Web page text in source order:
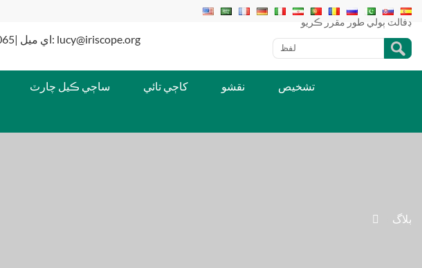
ڊفالٽ ٻولي طور مقرر ڪريو
ٽيليفون/Whatsapp: 0086-191-5490-1065| اي ميل: lucy@iriscope.org
ساڄي ڪيل چارٽ کاڄي تائي نقشو تشخيص
 بلاگ